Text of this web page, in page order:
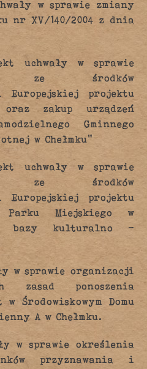
w sprawie zmiany
nr XV/140/2004 z dnia
w sprawie
ze środków
projektu
zakup urządzeń
Gminnego
w Chełmku”
w sprawie
ze środków
projektu
Parku Miejskiego w
bazy kulturalno –
w sprawie organizacji
zasad ponoszenia
Środowiskowym Domu
A w Chełmku.
w sprawie określenia
przyznawania i